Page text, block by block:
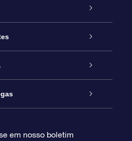
line
da OSR
em nosso boletim